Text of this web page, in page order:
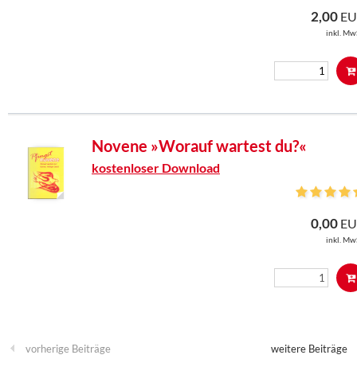
2,00
inkl.
Novene »Worauf wartest du?«
kostenloser Download
0,00
inkl.
vorherige Beiträge weitere Beiträge